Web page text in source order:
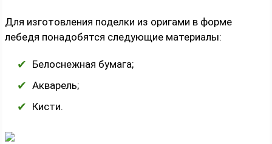
Для изготовления поделки из оригами в форме
лебедя понадобятся следующие материалы:
Белоснежная бумага;
Акварель;
Кисти.